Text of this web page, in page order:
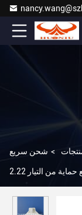
>
حائط توربو خفيف الوزن مع حماية من التيار 2.22A الخروج معتمد CE /